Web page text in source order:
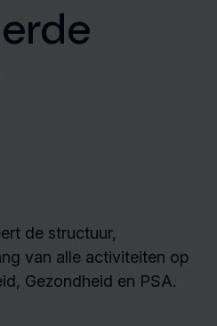
de structuur,
van alle activiteiten op
Gezondheid en PSA.